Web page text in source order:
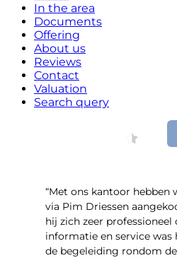
In the area
Documents
Offering
About us
Reviews
Contact
Valuation
Search query
“Met ons kantoor hebben
via Pim Driessen
hij zich zeer professioneel
informatie en service was
de begeleiding rondom